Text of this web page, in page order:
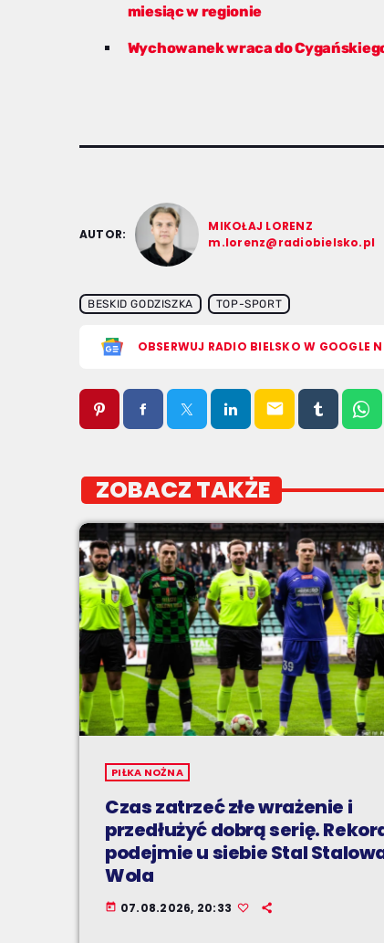
miesiąc w regionie
Wychowanek wraca do
AUTOR:
MIKOŁAJ LORENZ
m.lorenz@radiobielsko.pl
BESKID GODZISZKA TOP-SPORT
OBSERWUJ RADIO BIELSKO W GOOGLE
email
ZOBACZ TAKŻE
PIŁKA NOŻNA
Czas zatrzeć złe wrażenie i
przedłużyć dobrą serię.
podejmie u siebie Stal
Wola
today 07.08.2026, 20:33